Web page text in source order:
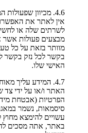
4.6. מכיוון
אין לאתר את
לשרתים שלה או
מבצעים פעולות אשר
מוותר בזאת על כל
בקשר לכל נזק בקשר
האישי שלו.
4.7. המידע עליך
האתר ו/או על ידי צד
סיסמאות, נשמר
עשויים להימצא
באתר, אתה מסכים